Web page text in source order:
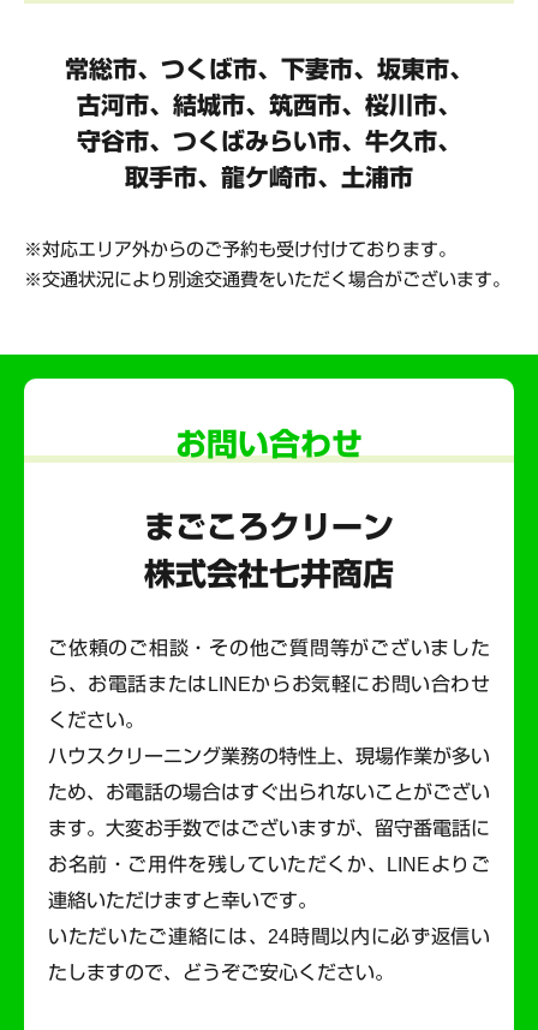
常総市、つくば市、下妻市、坂東市、
古河市、結城市、筑西市、桜川市、
守谷市、 つくばみらい市、牛久市、
取手市、龍ケ崎市、土浦市
対応エリア外からのご予約も受け付けております。
交通状況により別途交通費をいただく場合がございます。
お問い合わせ
まごころクリーン
株式会社七井商店
ご依頼のご相談・その他ご質問等がございました
ら、お電話またはLINEからお気軽にお問い合わせ
ください。
ハウスクリーニング業務の特性上、現場作業が多い
ため、お電話の場合はすぐ出られないことがござい
ます。 大変お手数ではございますが、留守番電話に
お名前・ご用件を残していただくか、LINEよりご
連絡いただけますと幸いです。
いただいたご連絡には、24時間以内に必ず返信い
たしますので、どうぞご安心ください。